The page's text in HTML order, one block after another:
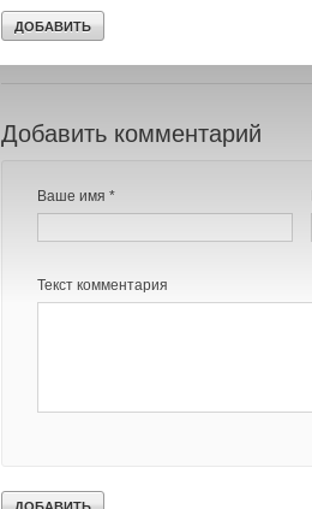
Добавить комментарий
Ваше имя *
Текст комментария